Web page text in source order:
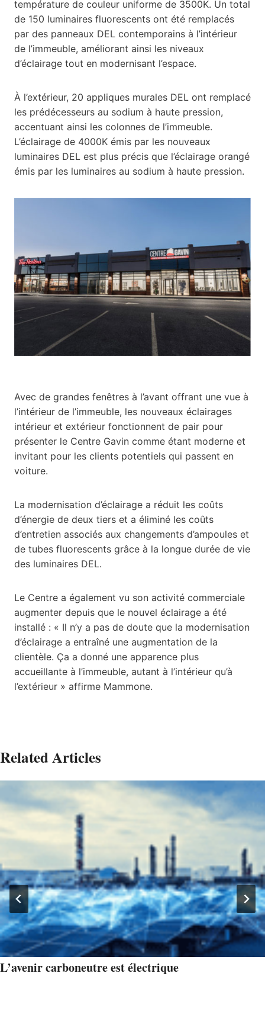
température de couleur uniforme de 3500K. Un total
de 150 luminaires fluorescents ont été remplacés
par des panneaux DEL contemporains à l’intérieur
de l’immeuble, améliorant ainsi les niveaux
d’éclairage tout en modernisant l’espace.
À l’extérieur, 20 appliques murales DEL ont remplacé
les prédécesseurs au sodium à haute pression,
accentuant ainsi les colonnes de l’immeuble.
L’éclairage de 4000K émis par les nouveaux
luminaires DEL est plus précis que l’éclairage orangé
émis par les luminaires au sodium à haute pression.
Avec de grandes fenêtres à l’avant offrant une vue à
l’intérieur de l’immeuble, les nouveaux éclairages
intérieur et extérieur fonctionnent de pair pour
présenter le Centre Gavin comme étant moderne et
invitant pour les clients potentiels qui passent en
voiture.
La modernisation d’éclairage a réduit les coûts
d’énergie de deux tiers et a éliminé les coûts
d’entretien associés aux changements d’ampoules et
de tubes fluorescents grâce à la longue durée de vie
des luminaires DEL.
Le Centre a également vu son activité commerciale
augmenter depuis que le nouvel éclairage a été
installé : « Il n’y a pas de doute que la modernisation
d’éclairage a entraîné une augmentation de la
clientèle. Ça a donné une apparence plus
accueillante à l’immeuble, autant à l’intérieur qu’à
l’extérieur » affirme Mammone.
Related Articles
L’avenir carboneutre est électrique